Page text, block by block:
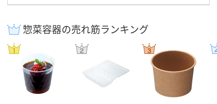
惣菜容器の売れ筋ランキング